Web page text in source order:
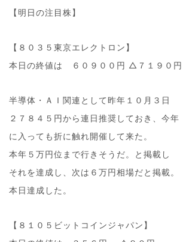
【明日の注目株】
【８０３５東京エレクトロン】
本日の終値は ６０９００円 △７１９０円
半導体・ＡＩ関連として昨年１０月３日
２７８４５円から連日推奨しておき、今年
に入っても折に触れ開催して来た。
本年５万円位まで行きそうだ。と掲載し
それを達成し、次は６万円相場だと掲載。
本日達成した。
【８１０５ビットコインジャパン】